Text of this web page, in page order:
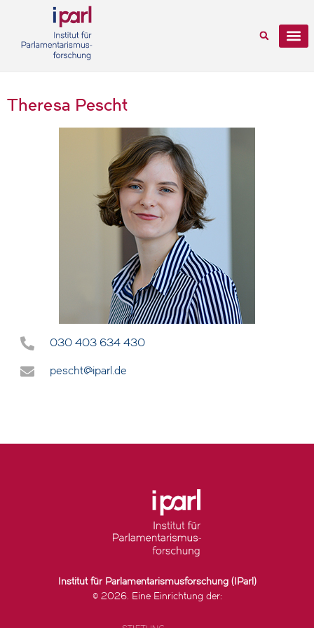
Theresa Pescht
030 403 634 430
pescht@iparl.de
Institut für Parlamentarismusforschung (IParl)
© 2026. Eine Einrichtung der: